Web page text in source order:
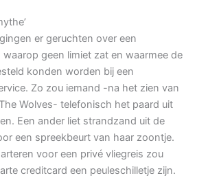
er geruchten over een
waarop geen limiet zat en waarmee de
konden worden bij een
Zo zou iemand -na het zien van
Wolves- telefonisch het paard uit
Een ander liet strandzand uit de
een spreekbeurt van haar zoontje.
voor een privé vliegreis zou
creditcard een peuleschilletje zijn.